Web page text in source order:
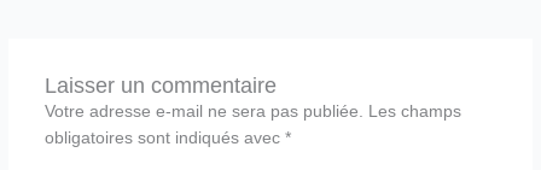
Laisser un commentaire
Votre adresse e-mail ne sera pas publiée.
Les champs
obligatoires sont indiqués avec *